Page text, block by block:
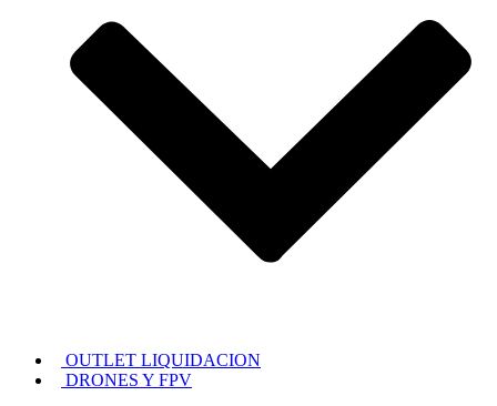
OUTLET LIQUIDACION
DRONES Y FPV